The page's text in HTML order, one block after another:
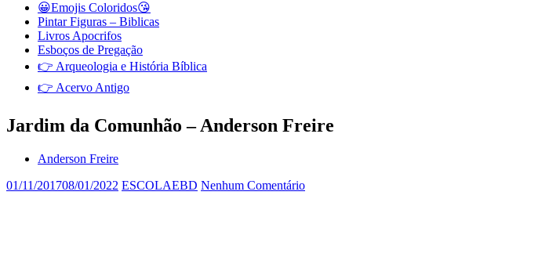
😀Emojis Coloridos😘
Pintar Figuras – Biblicas
Livros Apocrifos
Esboços de Pregação
👉 Arqueologia e História Bíblica
👉 Acervo Antigo
Jardim da Comunhão – Anderson Freire
Anderson Freire
01/11/201708/01/2022 ESCOLAEBD Nenhum Comentário